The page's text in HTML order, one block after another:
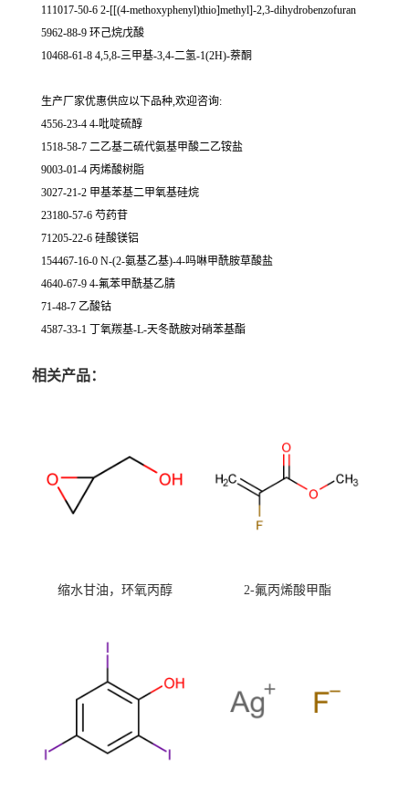
111017-50-6 2-[[(4-methoxyphenyl)thio]methyl]-2,3-dihydrobenzofuran
5962-88-9 环己烷戊酸
10468-61-8 4,5,8-三甲基-3,4-二氢-1(2H)-萘酮
生产厂家优惠供应以下品种,欢迎咨询:
4556-23-4 4-吡啶硫醇
1518-58-7 二乙基二硫代氨基甲酸二乙铵盐
9003-01-4 丙烯酸树脂
3027-21-2 甲基苯基二甲氧基硅烷
23180-57-6 芍药苷
71205-22-6 硅酸镁铝
154467-16-0 N-(2-氨基乙基)-4-吗啉甲酰胺草酸盐
4640-67-9 4-氟苯甲酰基乙腈
71-48-7 乙酸钴
4587-33-1 丁氧羰基-L-天冬酰胺对硝苯基酯
相关产品：
缩水甘油，环氧丙醇 2-氟丙烯酸甲酯